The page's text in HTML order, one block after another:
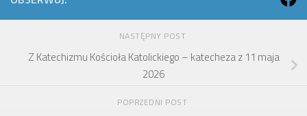
NASTĘPNY POST
Z Katechizmu Kościoła Katolickiego – katecheza z 11 maja
2026
POPRZEDNI POST